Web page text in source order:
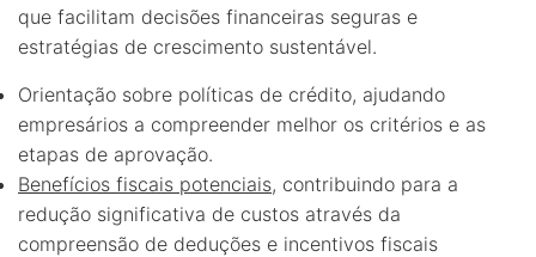
que facilitam decisões financeiras seguras e
estratégias de crescimento sustentável.
Orientação sobre políticas de crédito, ajudando
empresários a compreender melhor os critérios e as
etapas de aprovação.
Benefícios fiscais potenciais, contribuindo para a
redução significativa de custos através da
compreensão de deduções e incentivos fiscais